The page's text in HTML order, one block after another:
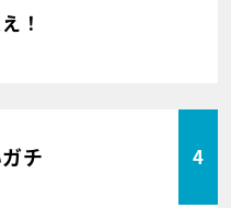
！
チ 4